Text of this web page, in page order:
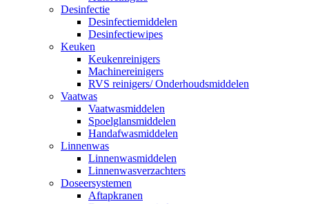
Desinfectie
Desinfectiemiddelen
Desinfectiewipes
Keuken
Keukenreinigers
Machinereinigers
RVS reinigers/ Onderhoudsmiddelen
Vaatwas
Vaatwasmiddelen
Spoelglansmiddelen
Handafwasmiddelen
Linnenwas
Linnenwasmiddelen
Linnenwasverzachters
Doseersystemen
Aftapkranen